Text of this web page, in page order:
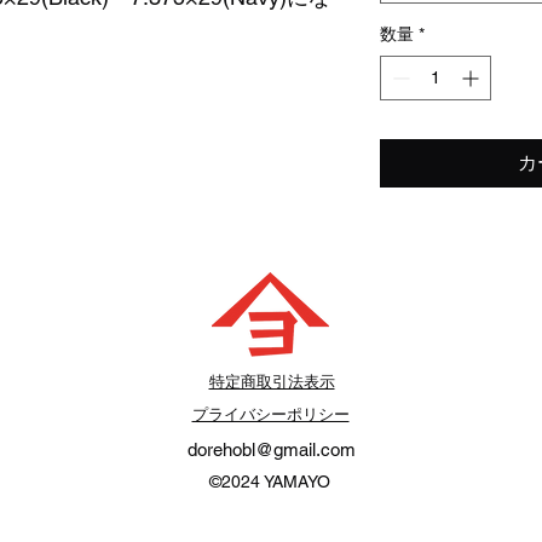
数量 *
​特定商取引法表示
プライバシーポリシー
dorehobl@gmail.com
©2024YAMAYO